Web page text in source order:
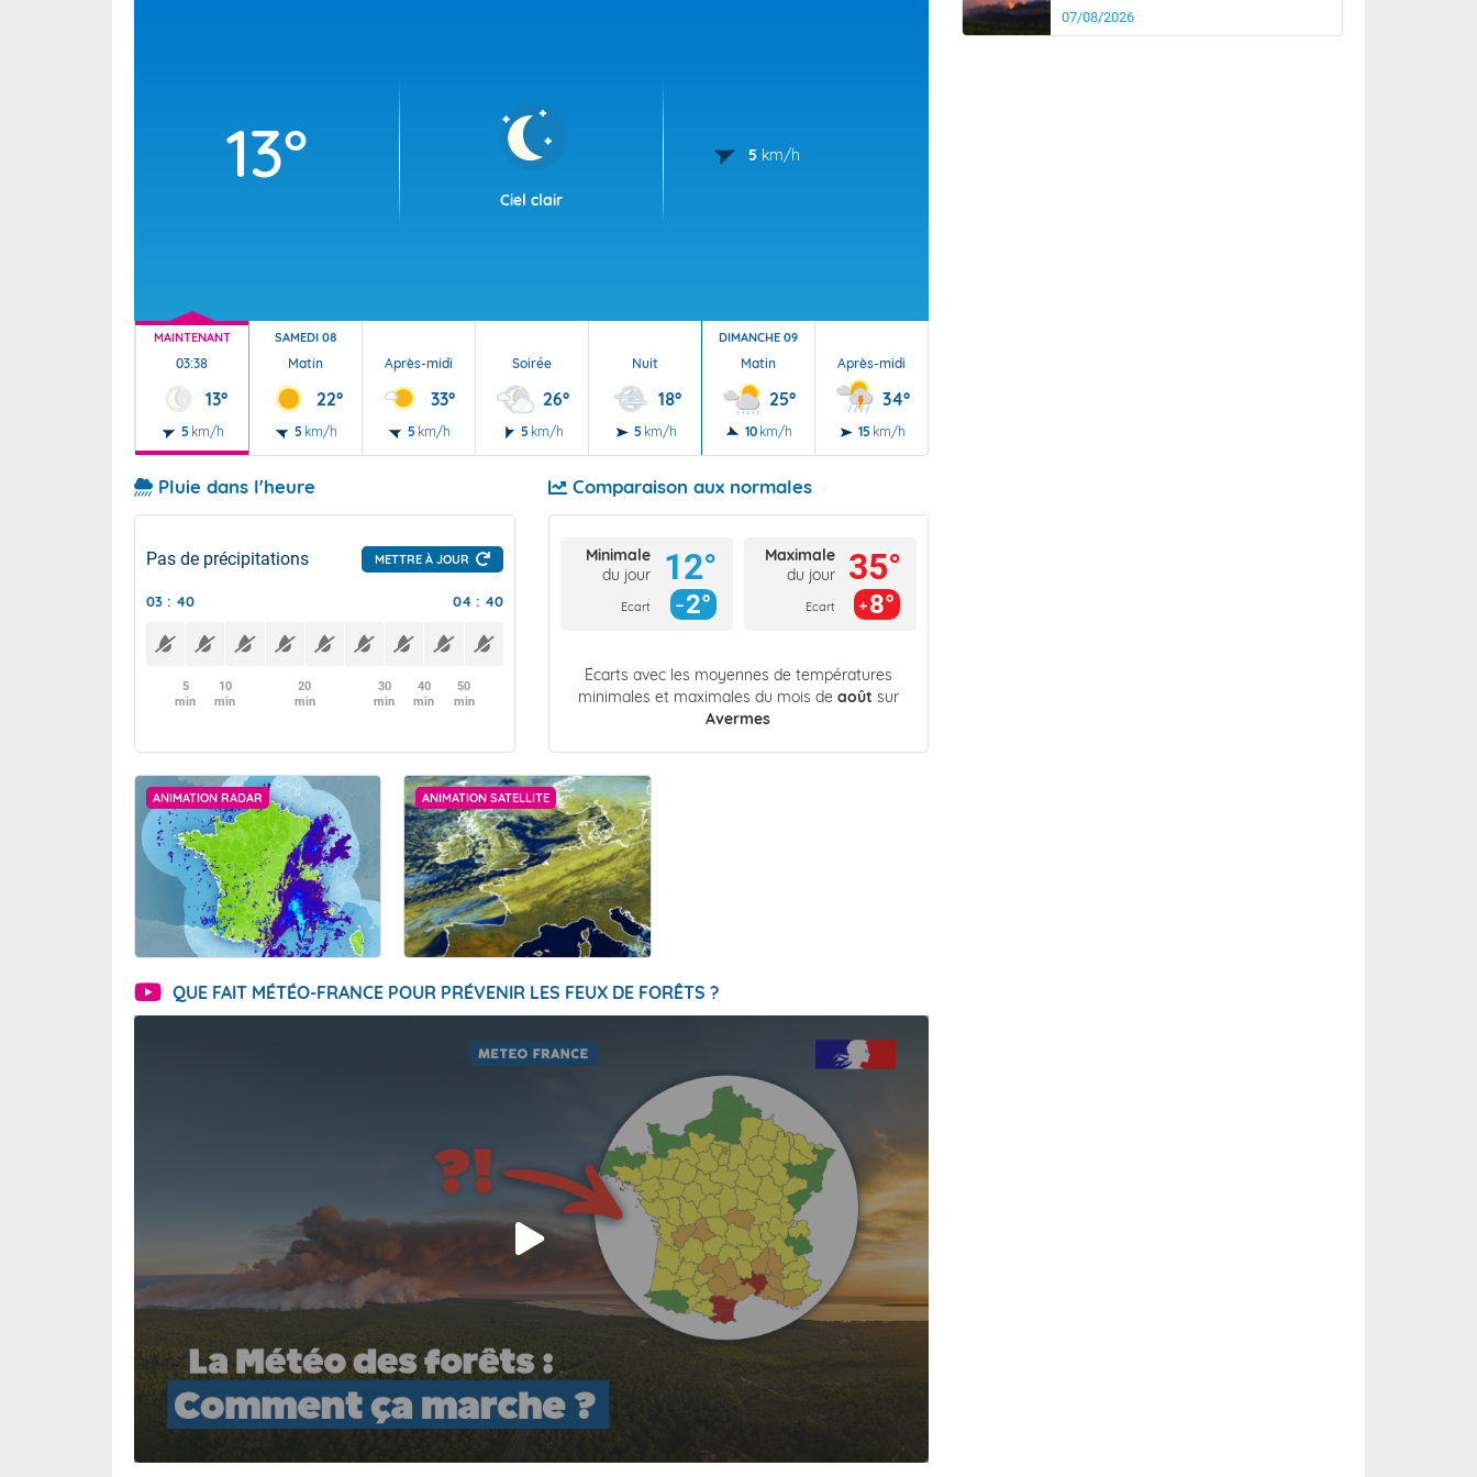
13°
Ciel clair
5 km/h
MAINTENANT
03:38
13°
5 km/h
SAMEDI 08
Matin
22°
5 km/h
Après-midi
33°
5 km/h
Soirée
26°
5 km/h
Nuit
18°
5 km/h
DIMANCHE 09
Matin
25°
10 km/h
Après-midi
34°
15 km/h
Pluie dans l'heure
Pas de précipitations METTRE À JOUR
03 : 40 04 : 40
5
min
10
min
20
min
30
min
40
min
50
min
Comparaison aux normales
Minimale
du jour
Ecart
12°
2°
Maximale
du jour
Ecart
35°
8°
Écarts avec les moyennes de températures
minimales et maximales du mois de août sur
Avermes
ANIMATION RADAR ANIMATION SATELLITE
QUE FAIT MÉTÉO-FRANCE POUR PRÉVENIR LES FEUX DE FORÊTS ?
07/08/2026